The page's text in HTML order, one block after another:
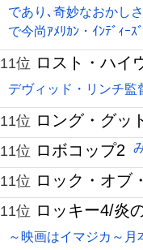
であり､奇妙なおかし
で今尚ｱﾒﾘｶﾝ・ｲﾝﾃﾞｨｰ
11位 ロスト・ハイ
デヴィッド・リンチ監
11位 ロング・グッ
11位 ロボコップ2
11位 ロック・オブ
11位 ロッキー4/炎
～映画はイマジカ～月